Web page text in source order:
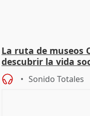
La ruta de museos
descubrir la vida
Zaragoza ro
Sonido Totales